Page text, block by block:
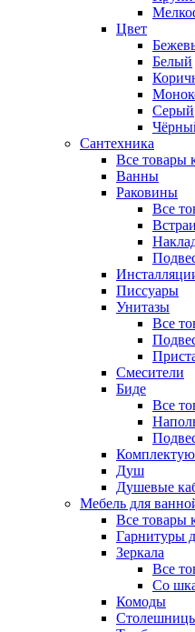
Цвет
Белый
Серый
Сантехника
Все товары
Ванны
Раковины
Все
Писсуары
Унитазы
Все
Смесители
Биде
Все
Душ
Душевые
Мебель для
Все товары
Гарнитуры
Зеркала
Все
Со
Комоды